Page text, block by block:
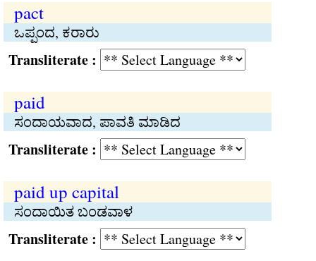
pact
ಒಪ್ಪಂದ, ಕರಾರು
:
paid
ಸಂದಾಯವಾದ, ಪಾವತಿ ಮಾಡಿದ
:
paid up capital
ಸಂದಾಯಿತ ಬಂಡವಾಳ
: